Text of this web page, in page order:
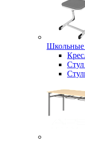
Школьные